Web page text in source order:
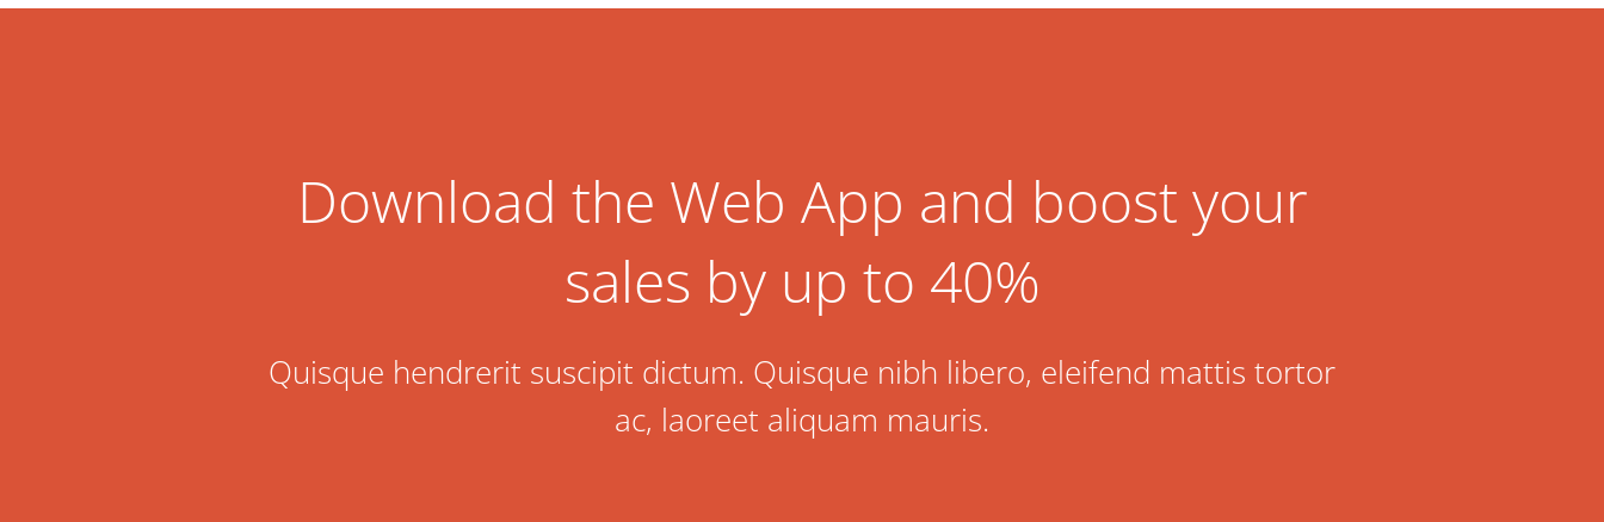
Download the Web App and boost your
sales by up to 40%
Quisque hendrerit suscipit dictum. Quisque nibh libero, eleifend mattis tortor
ac, laoreet aliquam mauris.